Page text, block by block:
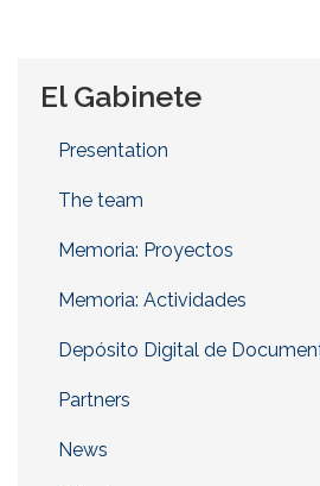
El Gabinete
Presentation
The team
Memoria: Proyectos
Memoria: Actividades
Depósito Digital de
Partners
News